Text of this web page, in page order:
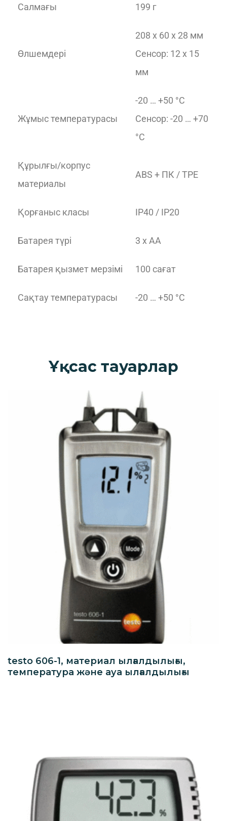
Салмағы 199 г
Өлшемдері
208 x 60 x 28 мм
Сенсор: 12 x 15
мм
Жұмыс температурасы
-20 … +50 °C
Сенсор: -20 … +70
°C
Құрылғы/корпус
материалы
ABS + ПК / TPE
Қорғаныс класы IP40 / IP20
Батарея түрі 3 x AA
Батарея қызмет мерзімі 100 сағат
Сақтау температурасы -20 … +50 °C
Ұқсас тауарлар
testo 606-1, материал ылғалдылығы,
температура және ауа ылғалдылығы